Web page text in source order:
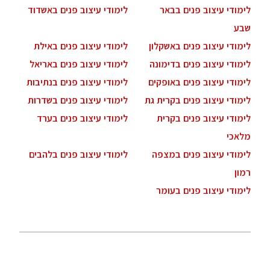
לימודי עיצוב פנים בבאר
שבע
לימודי עיצוב פנים באשדוד
לימודי עיצוב פנים באשקלון
לימודי עיצוב פנים באילת
לימודי עיצוב פנים בדימונה
לימודי עיצוב פנים באריאל
לימודי עיצוב פנים באופקים
לימודי עיצוב פנים בנתיבות
לימודי עיצוב פנים בקרית גת
לימודי עיצוב פנים בשדרות
לימודי עיצוב פנים בקרית
מלאכי
לימודי עיצוב פנים בערד
לימודי עיצוב פנים במצפה
רמון
לימודי עיצוב פנים בלהבים
לימודי עיצוב פנים בעומר